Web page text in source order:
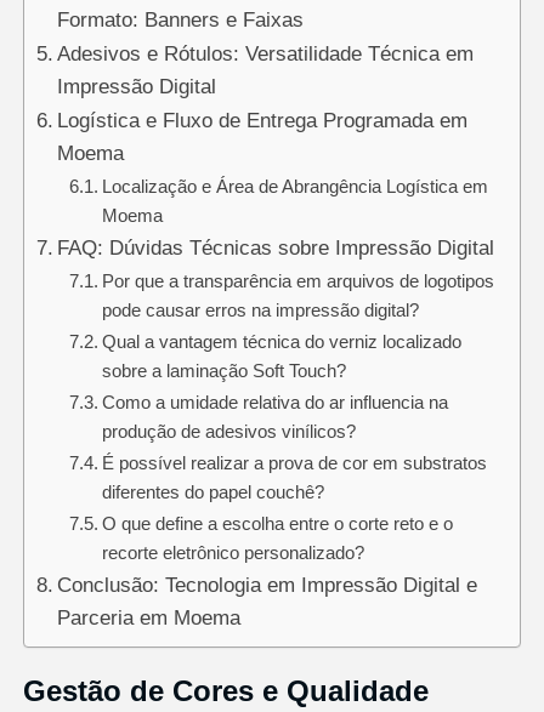
Formato: Banners e Faixas
Adesivos e Rótulos: Versatilidade Técnica em
Impressão Digital
Logística e Fluxo de Entrega Programada em
Moema
Localização e Área de Abrangência Logística em
Moema
FAQ: Dúvidas Técnicas sobre Impressão Digital
Por que a transparência em arquivos de logotipos
pode causar erros na impressão digital?
Qual a vantagem técnica do verniz localizado
sobre a laminação Soft Touch?
Como a umidade relativa do ar influencia na
produção de adesivos vinílicos?
É possível realizar a prova de cor em substratos
diferentes do papel couchê?
O que define a escolha entre o corte reto e o
recorte eletrônico personalizado?
Conclusão: Tecnologia em Impressão Digital e
Parceria em Moema
Gestão de Cores e Qualidade